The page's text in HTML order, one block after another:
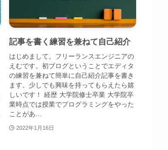
記事を書く練習を兼ねて自己紹介
はじめまして。フリーランスエンジニアの
えむです。初ブログということでエディタ
の練習を兼ねて簡単に自己紹介記事を書き
ます。少しでも興味を持ってもらえたら嬉
しいです！ 経歴 大学院修士卒業 大学院卒
業時点では授業でプログラミングをやった
ことがあ...
2022年1月16日